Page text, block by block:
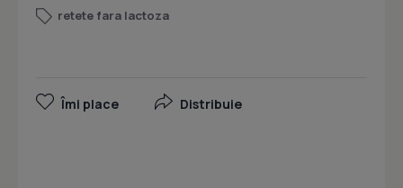
retete fara lactoza
Îmi place Distribuie